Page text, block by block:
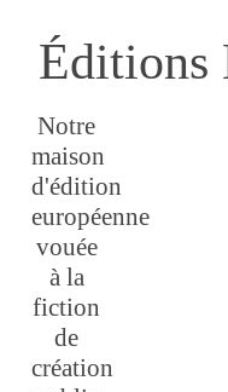
Éditions
Notre
maison
d'édition
européenne
vouée
à la
fiction
de
création